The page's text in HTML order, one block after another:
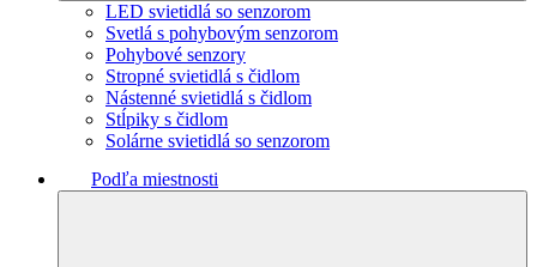
LED svietidlá so senzorom
Svetlá s pohybovým senzorom
Pohybové senzory
Stropné svietidlá s čidlom
Nástenné svietidlá s čidlom
Stĺpiky s čidlom
Solárne svietidlá so senzorom
Podľa miestnosti